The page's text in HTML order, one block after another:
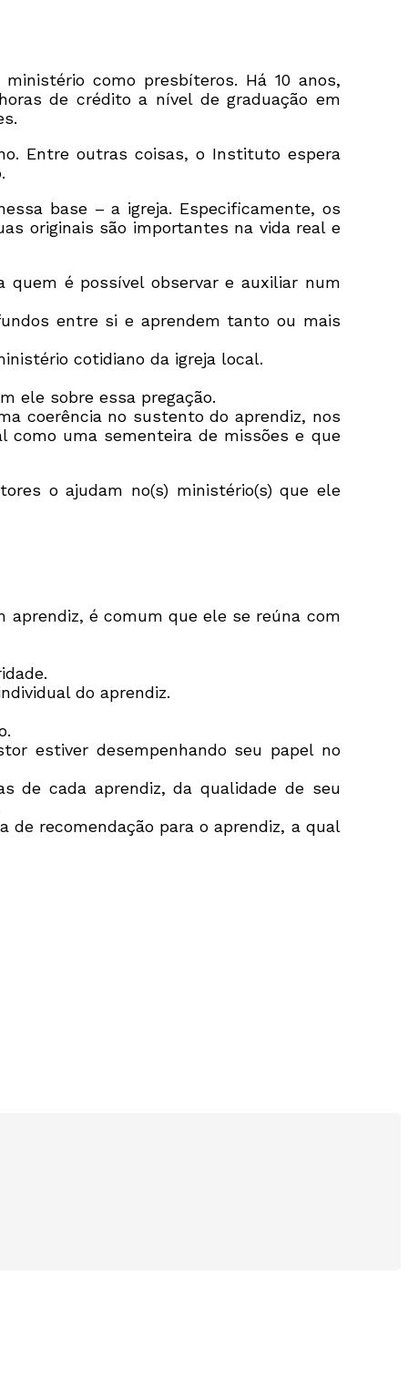
como presbíteros. Há 10 anos,
de crédito a nível de graduação em
Entre outras coisas, o Instituto espera
base – a igreja. Especificamente, os
originais são importantes na vida real e
quem é possível observar e auxiliar num
entre si e aprendem tanto ou mais
cotidiano da igreja local.
ele sobre essa pregação.
coerência no sustento do aprendiz, nos
como uma sementeira de missões e que
o ajudam no(s) ministério(s) que ele
é comum que ele se reúna com
do aprendiz.
estiver desempenhando seu papel no
de cada aprendiz, da qualidade de seu
de recomendação para o aprendiz, a qual